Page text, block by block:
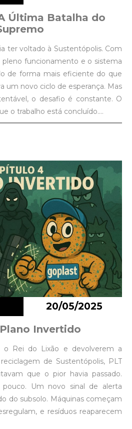
Última Batalha do
ter voltado à Sustentópolis. Com
pleno funcionamento e o sistema
de forma mais eficiente do que
um novo ciclo de esperança. Mas
o desafio é constante. O
o trabalho está concluído.…
Invertido
20/05/2025
o Rei do Lixão e devolverem a
de Sustentópolis, PLT
que o pior havia passado.
pouco. Um novo sinal de alerta
do subsolo. Máquinas começam
e resíduos reaparecem